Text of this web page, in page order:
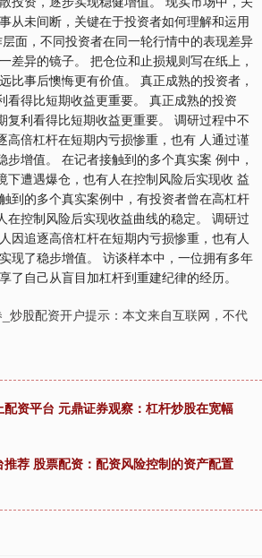
从未间断，关键在于投资者如何理解和运用
面，不同投资者在同一轮行情中的表现差异
差异的镜子。 把仓位和止损规则写在纸上，
比事后懊悔更有价值。 真正成熟的投资者，
看得比短期收益更重要。 真正成熟的投资
复利看得比短期收益更重要。 调研过程中不
高倍杠杆在短期内亏损惨重，也有 人通过谨
步增值。 在记者接触到的多个真实案 例中，
下遭遇爆仓，也有人在控制风险后实现收 益
到的多个真实案例中，有投资者曾在高杠杆
在控制风险后实现收益曲线的稳定。 调研过
因追逐高倍杠杆在短期内亏损惨重，也有人
现了稳步增值。 访谈样本中，一位拥有多年
了自己从盲目加杠杆到重建纪律的经历。
炒股配资开户提示：本文来自互联网，不代
资平台 元鼎证券观察：杠杆炒股在宽幅
荐 股票配资：配资风险控制的资产配置